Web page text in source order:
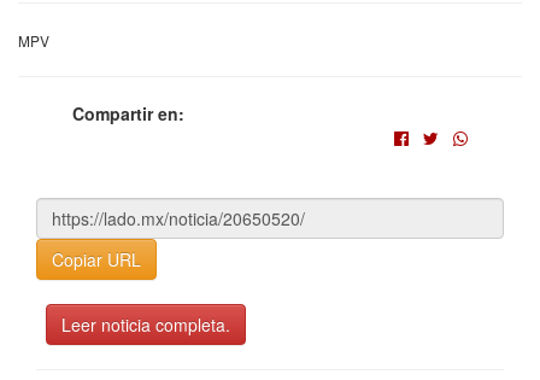
MPV
Compartir en:
Copiar URL
Leer noticia completa.